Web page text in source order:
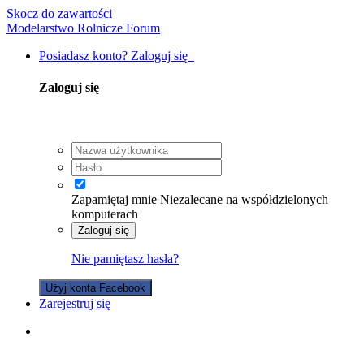
Skocz do zawartości
Modelarstwo Rolnicze Forum
Posiadasz konto? Zaloguj się
Zaloguj się
Zapamiętaj mnie Niezalecane na współdzielonych
komputerach
Zaloguj się
Nie pamiętasz hasła?
Użyj konta Facebook
Zarejestruj się